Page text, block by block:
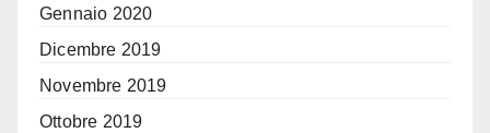
Gennaio 2020
Dicembre 2019
Novembre 2019
Ottobre 2019